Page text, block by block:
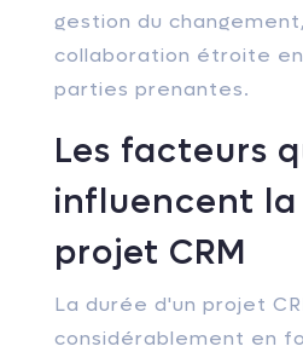
gestion du
collaboration étroite
parties prenantes.
Les facteurs
influencent
projet CRM
La durée d'un projet
considérablement en